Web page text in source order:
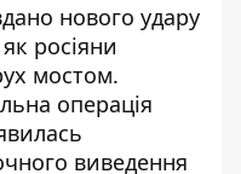
нового удару
росіяни
мостом.
операція
виведення